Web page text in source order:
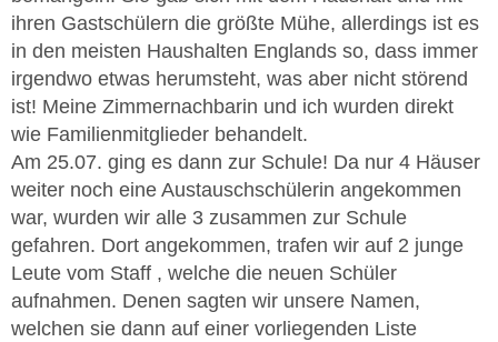
ihren Gastschülern die größte Mühe, allerdings ist es
in den meisten Haushalten Englands so, dass immer
irgendwo etwas herumsteht, was aber nicht störend
ist! Meine Zimmernachbarin und ich wurden direkt
wie Familienmitglieder behandelt.
Am 25.07. ging es dann zur Schule! Da nur 4 Häuser
weiter noch eine Austauschschülerin angekommen
war, wurden wir alle 3 zusammen zur Schule
gefahren. Dort angekommen, trafen wir auf 2 junge
Leute vom Staff , welche die neuen Schüler
aufnahmen. Denen sagten wir unsere Namen,
welchen sie dann auf einer vorliegenden Liste